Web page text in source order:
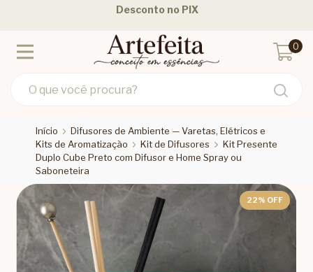
Desconto no PIX
0
Início
Difusores de Ambiente — Varetas, Elétricos e
Kits de Aromatização
Kit de Difusores
Kit Presente
Duplo Cube Preto com Difusor e Home Spray ou
Saboneteira
22% OFF